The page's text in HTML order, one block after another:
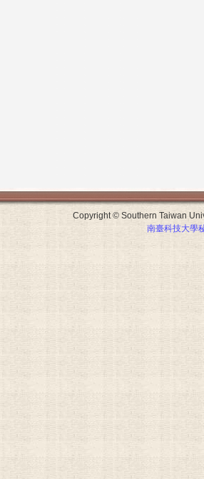
Copyright © Southern Taiwan
南臺科技大學